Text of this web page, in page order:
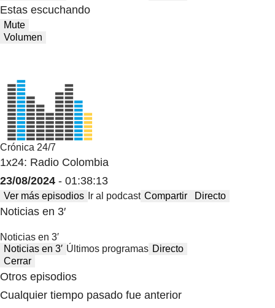
Estas escuchando
Mute
Volumen
Crónica 24/7
1x24: Radio Colombia
23/08/2024 - 01:38:13
Ver más episodios Ir al podcast Compartir Directo
Noticias en 3′
Noticias en 3′
Noticias en 3′ Últimos programas Directo
Cerrar
Otros episodios
Cualquier tiempo pasado fue anterior